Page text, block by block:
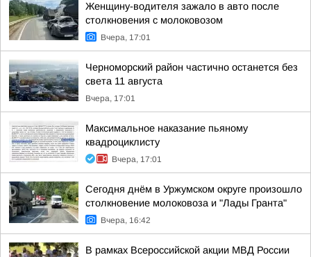
Женщину-водителя зажало в авто после
столкновения с молоковозом
Вчера, 17:01
Черноморский район частично останется без
света 11 августа
Вчера, 17:01
Максимальное наказание пьяному
квадроциклисту
Вчера, 17:01
Сегодня днём в Уржумском округе произошло
столкновение молоковоза и "Лады Гранта"
Вчера, 16:42
В рамках Всероссийской акции МВД России